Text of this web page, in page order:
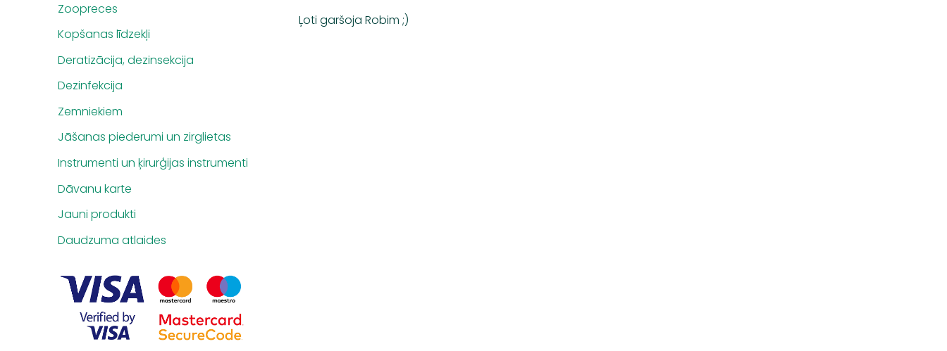
Zoopreces
Kopšanas līdzekļi
Deratizācija, dezinsekcija
Dezinfekcija
Zemniekiem
Jāšanas piederumi un zirglietas
Instrumenti un ķirurģijas instrumenti
Dāvanu karte
Jauni produkti
Daudzuma atlaides
Ļoti garšoja Robim ;)